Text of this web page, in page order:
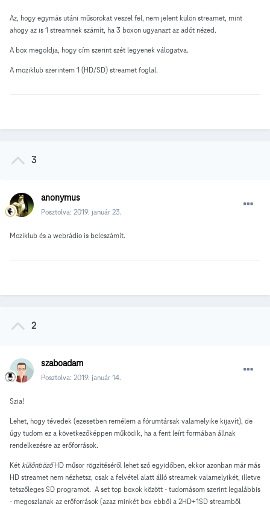
Az, hogy egymás utáni műsorokat veszel fel, nem jelent külön streamet, mint
ahogy az is 1 streamnek számít, ha 3 boxon ugyanazt az adót nézed.
A box megoldja, hogy cím szerint szét legyenek válogatva.
A moziklub szerintem 1 (HD/SD) streamet foglal.
3
anonymus
Posztolva: 2019. január 23.
Moziklub és a webrádio is beleszámít.
2
szaboadam
Posztolva: 2019. január 14.
Szia!
Lehet, hogy tévedek (ezesetben remélem a fórumtársak valamelyike kijavít), de
úgy tudom ez a következőképpen működik, ha a fent leírt formában állnak
rendelkezésre az erőforrások.
Két különbözőHD műsor rögzítéséről lehet szó egyidőben, ekkor azonban már más
HD streamet nem nézhetsz, csak a felvétel alatt álló streamek valamelyikét, illetve
tetszőleges SD programot. A set top boxok között - tudomásom szerint legalábbis
- megoszlanak az erőforrások (azaz minkét box ebből a 2HD+1SD streamből